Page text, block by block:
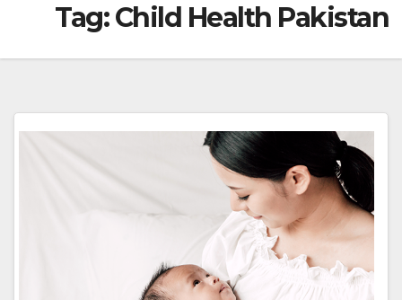
Tag:Child Health Pakistan